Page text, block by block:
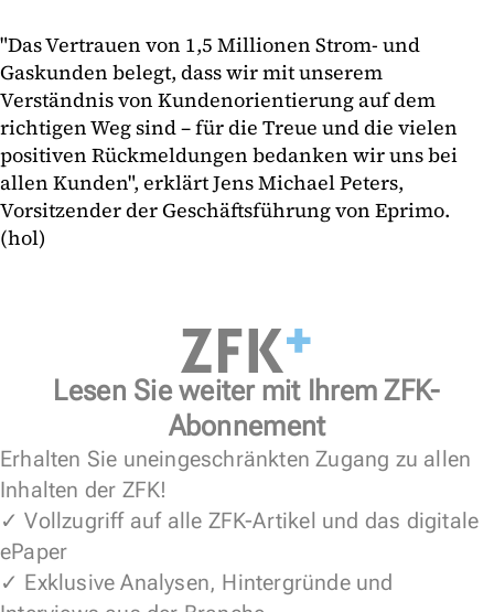
"Das Vertrauen von 1,5 Millionen Strom- und
Gaskunden belegt, dass wir mit unserem
Verständnis von Kundenorientierung auf dem
richtigen Weg sind – für die Treue und die vielen
positiven Rückmeldungen bedanken wir uns bei
allen Kunden", erklärt Jens Michael Peters,
Vorsitzender der Geschäftsführung von Eprimo.
(hol)
Lesen Sie weiter mit Ihrem ZFK-
Abonnement
Erhalten Sie uneingeschränkten Zugang zu allen
Inhalten der ZFK!
✓ Vollzugriff auf alle ZFK-Artikel und das digitale
ePaper
✓ Exklusive Analysen, Hintergründe und